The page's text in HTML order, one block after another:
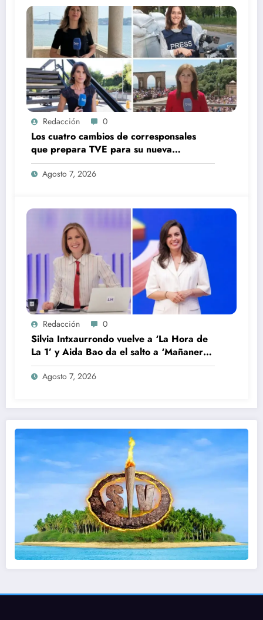
Redacción 0
Los cuatro cambios de corresponsales
que prepara TVE para su nueva
temporada
Agosto 7, 2026
Redacción 0
Silvia Intxaurrondo vuelve a ‘La Hora de
La 1’ y Aida Bao da el salto a ‘Mañaneros
360’
Agosto 7, 2026